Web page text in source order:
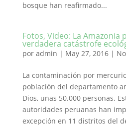
bosque han reafirmado...
Fotos, Video: La Amazonia
verdadera catástrofe
por admin | May 27, 2016|
La contaminación por
población del departamento
Dios, unas 50.000 personas.
autoridades peruanas han
excepción en 11 distritos del